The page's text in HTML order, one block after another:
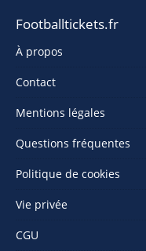
Footballtickets.fr
À propos
Contact
Mentions légales
Questions fréquentes
Politique de cookies
Vie privée
CGU